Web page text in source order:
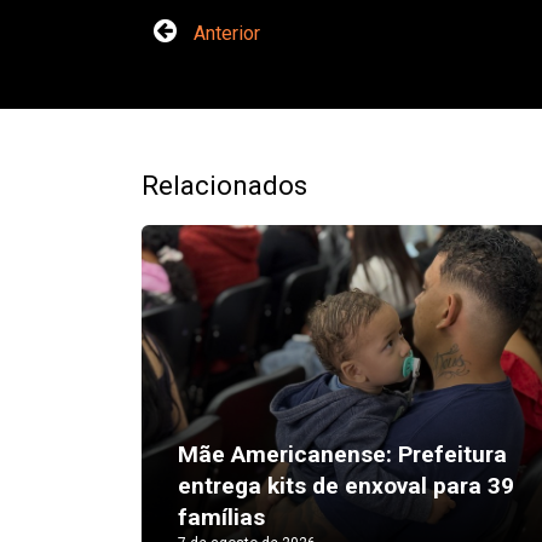
Anterior
Relacionados
Mãe Americanense: Prefeitura
entrega kits de enxoval para 39
famílias